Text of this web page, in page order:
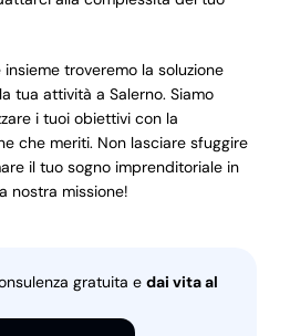
troveremo la soluzione
tua attività a Salerno. Siamo
i tuoi obiettivi con la
che meriti. Non lasciare sfuggire
il tuo sogno imprenditoriale in
nostra missione!
gratuita e dai vita al